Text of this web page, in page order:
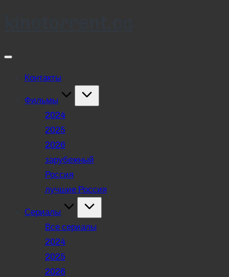
Контакты
Фильмы
2024
2025
2026
зарубежный
Россия
лучшие Россия
Сериалы
Все сериалы
2024
2025
2026